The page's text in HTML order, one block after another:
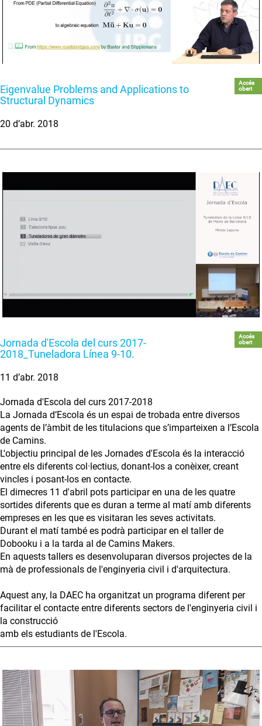
Eigenvalue Problems and Applications to
Structural Dynamics
Accés
obert
20 d’abr. 2018
Jornada d'Escola del curs 2017-
2018_Tuneladora Línea 9-10.
Accés
obert
11 d’abr. 2018
Jornada d'Escola del curs 2017-2018
La Jornada d’Escola és un espai de trobada entre diversos
agents de l’àmbit de les titulacions que s’imparteixen a l’Escola
de Camins.
L'objectiu principal de les Jornades d'Escola és la interacció
entre els diferents col·lectius, donant-los a conèixer, creant
vincles i posant-los en contacte.
El dimecres 11 d'abril pots participar en una de les quatre
sortides diferents que es duran a terme al matí amb diferents
empreses en les que es visitaran les seves activitats.
Durant el matí també es podrà participar en el taller de
Dobooku i a la tarda al de Camins Makers.
En aquests tallers es desenvoluparan diversos projectes de la
mà de professionals de l'enginyeria civil i d'arquitectura.
Aquest any, la DAEC ha organitzat un programa diferent per
facilitar el contacte entre diferents sectors de l'enginyeria civil i
la construcció
amb els estudiants de l'Escola.